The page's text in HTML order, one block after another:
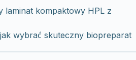
laminat kompaktowy HPL z
wybrać skuteczny biopreparat